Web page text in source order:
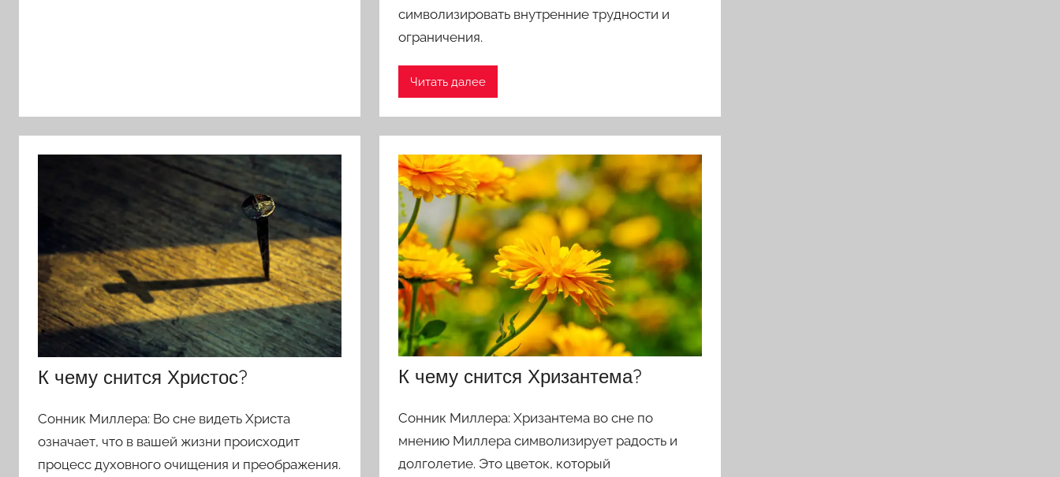
символизировать внутренние трудности и
ограничения.
Читать далее
К чему снится Христос?
Сонник Миллера: Во сне видеть Христа
означает, что в вашей жизни происходит
процесс духовного очищения и преображения.
К чему снится Хризантема?
Сонник Миллера: Хризантема во сне по
мнению Миллера символизирует радость и
долголетие. Это цветок, который